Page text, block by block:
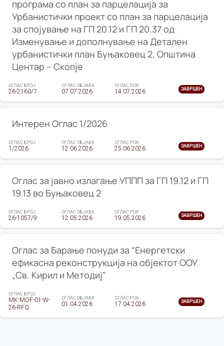
програма со план за парцелација за
Урбанистички проект со план за парцелација
за спојување на ГП 20.12 и ГП 20.37 од
Изменување и дополнување на Детален
урбанистички план Буњаковец 2, Општина
Центар – Скопје
ОГЛАС БРОЈ
26-2160/7
ОГЛАС ОБЈАВА
07.07.2026
ОГЛАС РОК
14.07.2026 ЗАВРШЕН
Интерен Оглас 1/2026
ОГЛАС БРОЈ
1/2026
ОГЛАС ОБЈАВА
12.06.2026
ОГЛАС РОК
25.06.2026 ЗАВРШЕН
Оглас за јавно излагање УППП за ГП 19.12 и ГП
19.13 во Буњаковец 2
ОГЛАС БРОЈ
26-1057/9
ОГЛАС ОБЈАВА
12.05.2026
ОГЛАС РОК
19.05.2026 ЗАВРШЕН
Оглас за Барање понуди за “Енергетски
ефикасна реконструкција на објектот ООУ
„Св. Кирил и Методиј"
ОГЛАС БРОЈ
MK-MOF-01-W-
26-RFQ.
ОГЛАС ОБЈАВА
01.04.2026
ОГЛАС РОК
17.04.2026 ЗАВРШЕН